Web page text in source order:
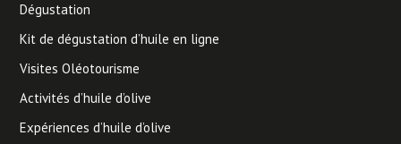
Dégustation
Kit de dégustation d’huile en ligne
Visites Oléotourisme
Activités d’huile d’olive
Expériences d’huile d’olive